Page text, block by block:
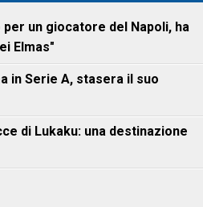
per un giocatore del Napoli, ha
Elmas"
in Serie A, stasera il suo
di Lukaku: una destinazione